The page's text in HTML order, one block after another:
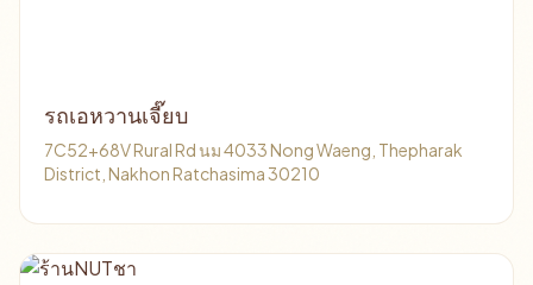
รถเอหวานเจี๊ยบ
7C52+68V Rural Rd นม 4033 Nong Waeng, Thepharak
District, Nakhon Ratchasima 30210